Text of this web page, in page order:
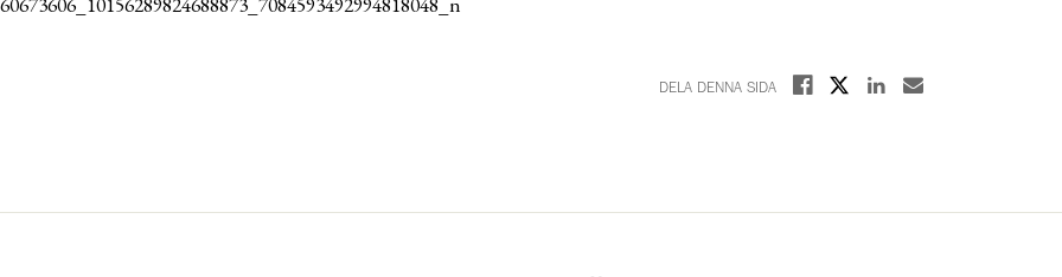
DELA DENNA SIDA Dela på Facebook
Dela på XDela på Linkedin
Dela med E-post